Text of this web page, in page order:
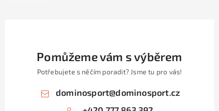
Pomůžeme vám s výběrem
Potřebujete s něčím poradit? Jsme tu pro vás!
dominosport@dominosport.cz